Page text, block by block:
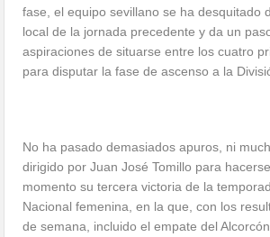
fase, el equipo sevillano se ha desquitado
local de la jornada precedente y da un
aspiraciones de situarse entre los cuatro
para disputar la fase de ascenso a la
No ha pasado demasiados apuros, ni
dirigido por Juan José Tomillo para
momento su tercera victoria de la
Nacional femenina, en la que, con los
de semana, incluido el empate del